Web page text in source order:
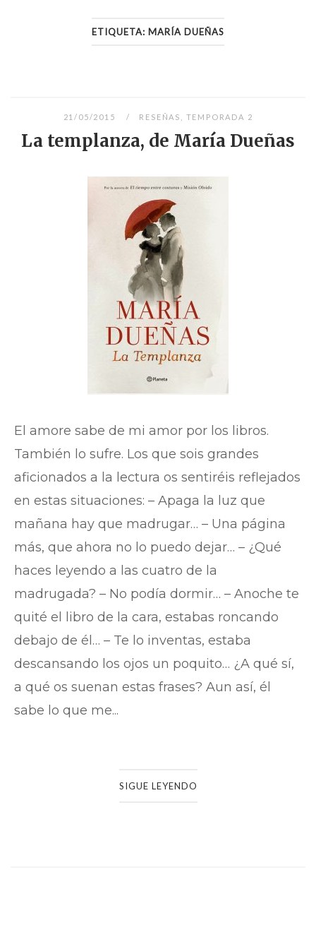
ETIQUETA: MARÍA DUEÑAS
21/05/2015 RESEÑAS TEMPORADA 2
La templanza, de María Dueñas
El amore sabe de mi amor por los libros.
También lo sufre. Los que sois grandes
aficionados a la lectura os sentiréis reflejados
en estas situaciones: – Apaga la luz que
mañana hay que madrugar… – Una página
más, que ahora no lo puedo dejar… – ¿Qué
haces leyendo a las cuatro de la
madrugada? – No podía dormir… – Anoche te
quité el libro de la cara, estabas roncando
debajo de él… – Te lo inventas, estaba
descansando los ojos un poquito… ¿A qué sí,
a qué os suenan estas frases? Aun así, él
sabe lo que me...
SIGUE LEYENDO